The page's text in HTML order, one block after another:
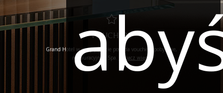
VOUCHERY
Grand Hotel w swojej ofercie posiada vouchery pobytowe,
restauracyjne i Spa.
Zobacz więcej